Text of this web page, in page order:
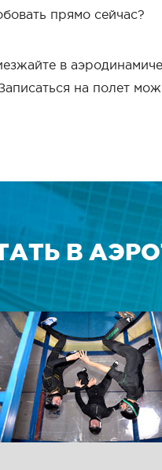
прямо сейчас?
в
на полет
В